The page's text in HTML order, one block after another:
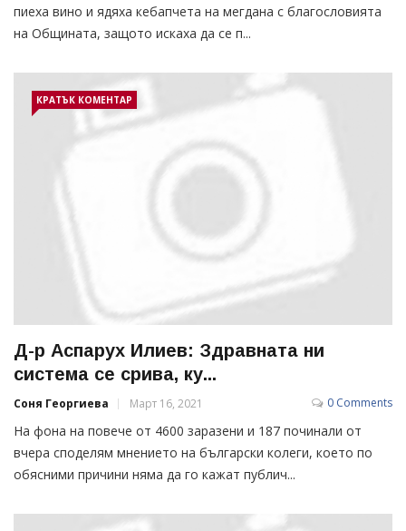
пиеха вино и ядяха кебапчета на мегдана с благословията
на Общината, защото искаха да се п...
КРАТЪК КОМЕНТАР
Д-р Аспарух Илиев: Здравната ни
система се срива, ку...
Соня Георгиева Март 16, 2021 0 Comments
На фона на повече от 4600 заразени и 187 починали от
вчера споделям мнението на български колеги, което по
обясними причини няма да го кажат публич...